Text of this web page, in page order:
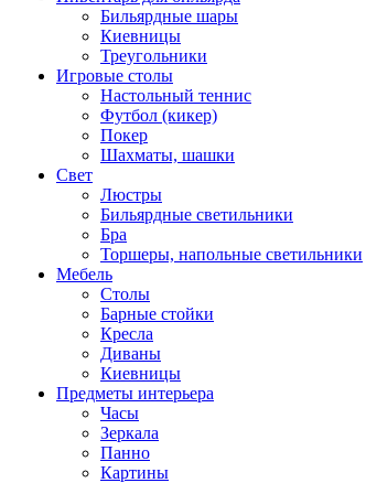
Бильярдные шары
Киевницы
Треугольники
Игровые столы
Настольный теннис
Футбол (кикер)
Покер
Шахматы, шашки
Свет
Люстры
Бильярдные светильники
Бра
Торшеры, напольные светильники
Мебель
Столы
Барные стойки
Кресла
Диваны
Киевницы
Предметы интерьера
Часы
Зеркала
Панно
Картины